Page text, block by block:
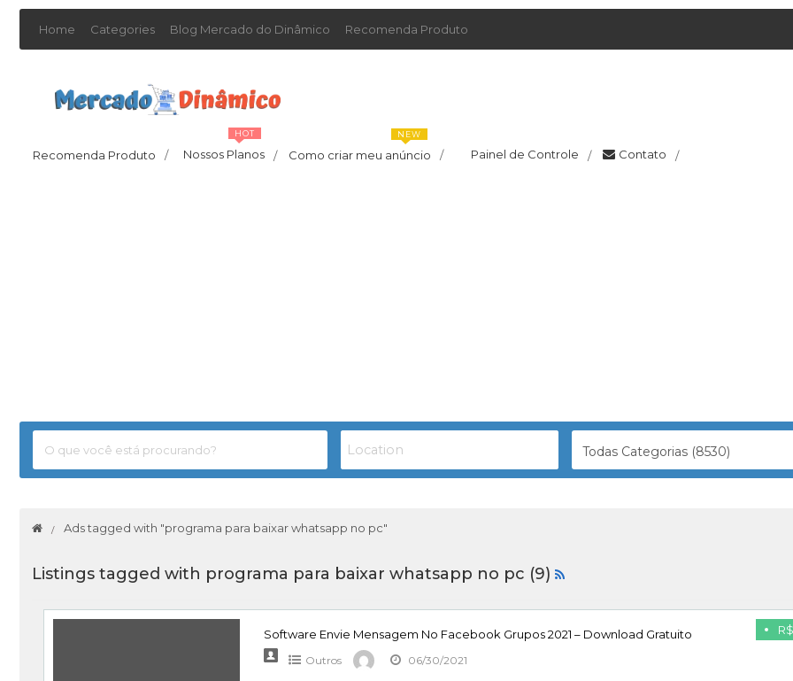
Home Categories Blog Mercado do Dinâmico Recomenda Produto
Recomenda Produto / Nossos Planos /
HOT
Como criar meu anúncio /
NEW
Painel de Controle / Contato /
Todas Categorias (8530)
Ads tagged with "programa para baixar whatsapp no pc"
Listings tagged with programa para baixar whatsapp no pc (9)
Software Envie Mensagem No Facebook Grupos 2021 – Download Gratuito
Outros 06/30/2021